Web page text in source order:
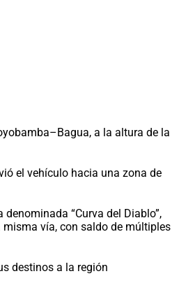
a la altura de la
el vehículo hacia una zona de
“Curva del Diablo”,
vía, con saldo de múltiples
destinos a la región